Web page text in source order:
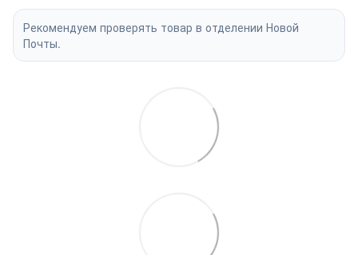
Рекомендуем проверять товар в отделении Новой
Почты.